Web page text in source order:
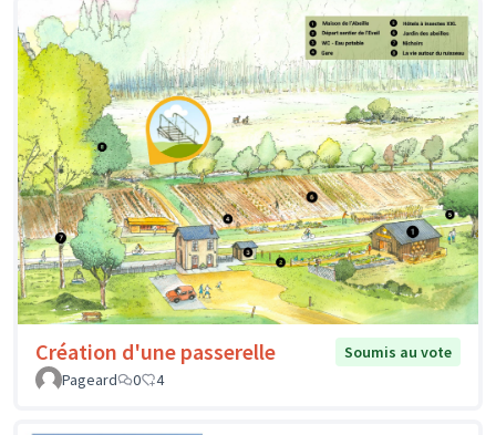
Création d'une passerelle
Soumis au vote
Pageard
0 4